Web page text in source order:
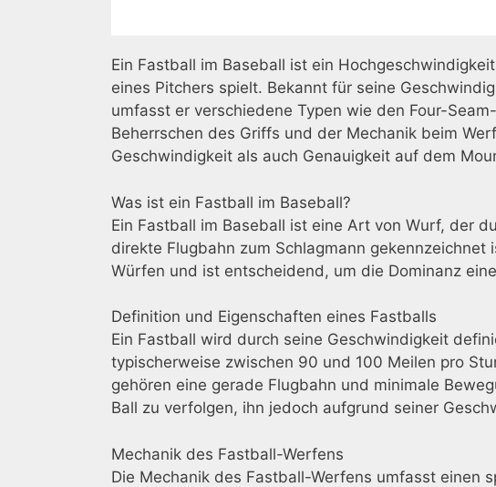
Ein Fastball im Baseball ist ein
eines Pitchers spielt. Bekannt für seine
umfasst er verschiedene Typen wie den Four-
Beherrschen des Griffs und der Mechanik beim
Geschwindigkeit als auch Genauigkeit auf dem
Was ist ein Fastball im Baseball?
Ein Fastball im Baseball ist eine Art von Wurf, der
direkte Flugbahn zum Schlagmann
Würfen und ist entscheidend, um die Dominanz
Definition und Eigenschaften eines Fastballs
Ein Fastball wird durch seine Geschwindigkeit
typischerweise zwischen 90 und 100 Meilen pro
gehören eine gerade Flugbahn und minimale
Ball zu verfolgen, ihn jedoch aufgrund seiner
Mechanik des Fastball-Werfens
Die Mechanik des Fastball-Werfens umfasst einen